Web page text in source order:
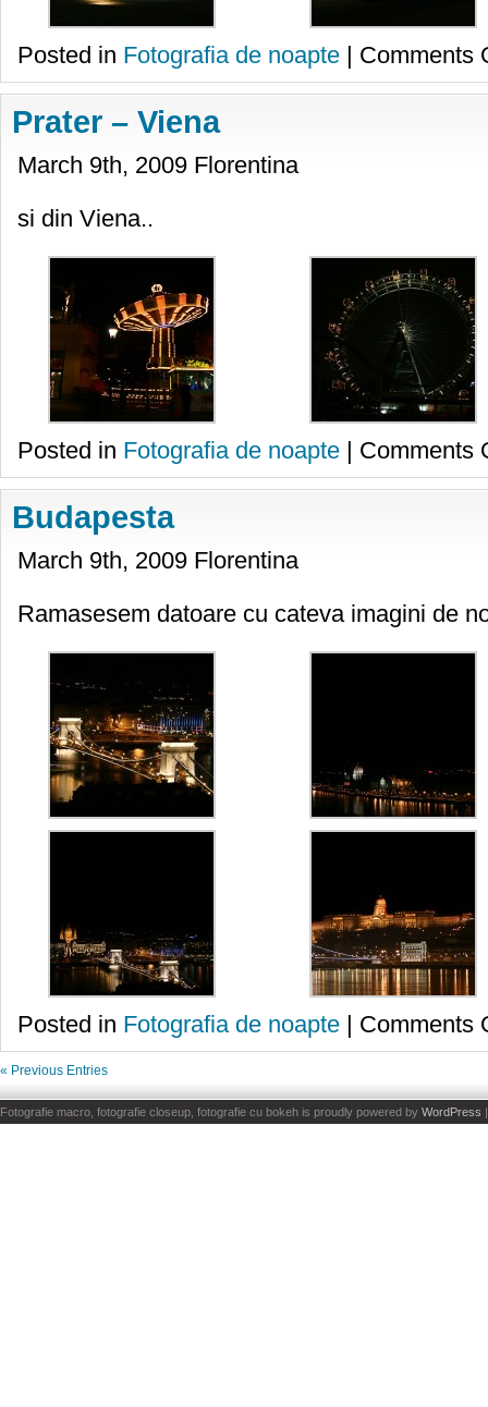
Posted in Fotografia de noapte | Comments
Prater – Viena
March 9th, 2009 Florentina
si din Viena..
Posted in Fotografia de noapte | Comments
Budapesta
March 9th, 2009 Florentina
Ramasesem datoare cu cateva imagini de
Posted in Fotografia de noapte | Comments
« Previous Entries
Fotografie macro, fotografie closeup, fotografie cu bokeh is proudly powered by WordPress